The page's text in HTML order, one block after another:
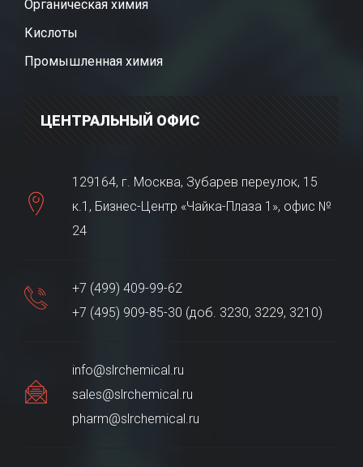
Органическая химия
Кислоты
Промышленная химия
ЦЕНТРАЛЬНЫЙ ОФИС
129164, г. Москва, Зубарев переулок, 15
к.1, Бизнес-Центр «Чайка-Плаза 1», офис №
24
+7 (499) 409-99-62
+7 (495) 909-85-30 (доб. 3230, 3229, 3210)
info@slrchemical.ru
sales@slrchemical.ru
pharm@slrchemical.ru